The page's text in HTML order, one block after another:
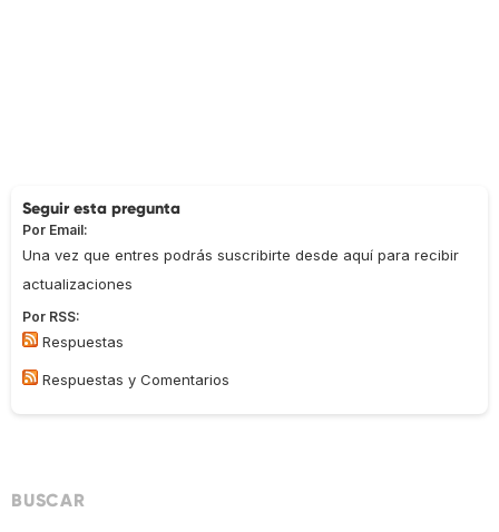
Seguir esta pregunta
Por Email:
Una vez que entres podrás suscribirte desde aquí para recibir
actualizaciones
Por RSS:
Respuestas
Respuestas y Comentarios
BUSCAR